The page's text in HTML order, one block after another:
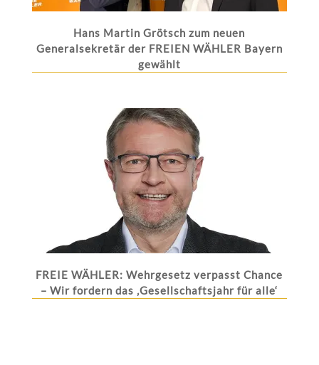
Hans Martin Grötsch zum neuen
Generalsekretär der FREIEN WÄHLER Bayern
gewählt
FREIE WÄHLER: Wehrgesetz verpasst Chance
– Wir fordern das ‚Gesellschaftsjahr für alle‘